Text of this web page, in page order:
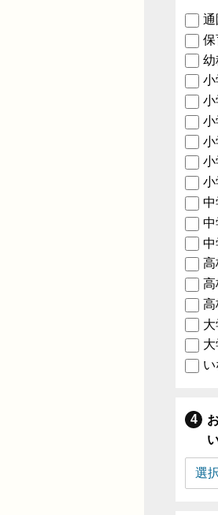
通
保
幼
小
小
小
小
小
小
中
中
中
高
高
高